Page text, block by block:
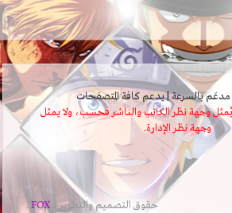
وجهة نظر الكاتب والناشر فحسب، ولا يمثل
وجهة نظر الإدارة.
حقوق التصميم والتطوير لــ FOX
.